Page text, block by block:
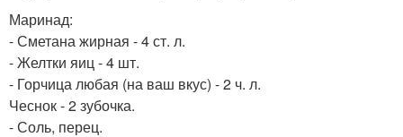
Маринад:
- Сметана жирная - 4 ст. л.
- Желтки яиц - 4 шт.
- Горчица любая (на ваш вкус) - 2 ч. л.
Чеснок - 2 зубочка.
- Соль, перец.